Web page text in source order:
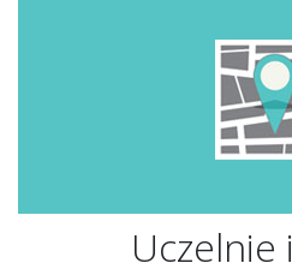
Uczelnie